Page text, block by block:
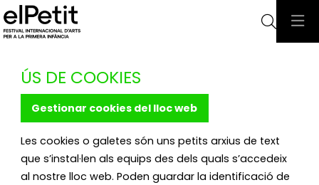
Cerca
ÚS DE COOKIES
Gestionar cookies del lloc web
Les cookies o galetes són uns petits arxius de text
que s’instal·len als equips des dels quals s’accedeix
al nostre lloc web. Poden guardar la identificació de